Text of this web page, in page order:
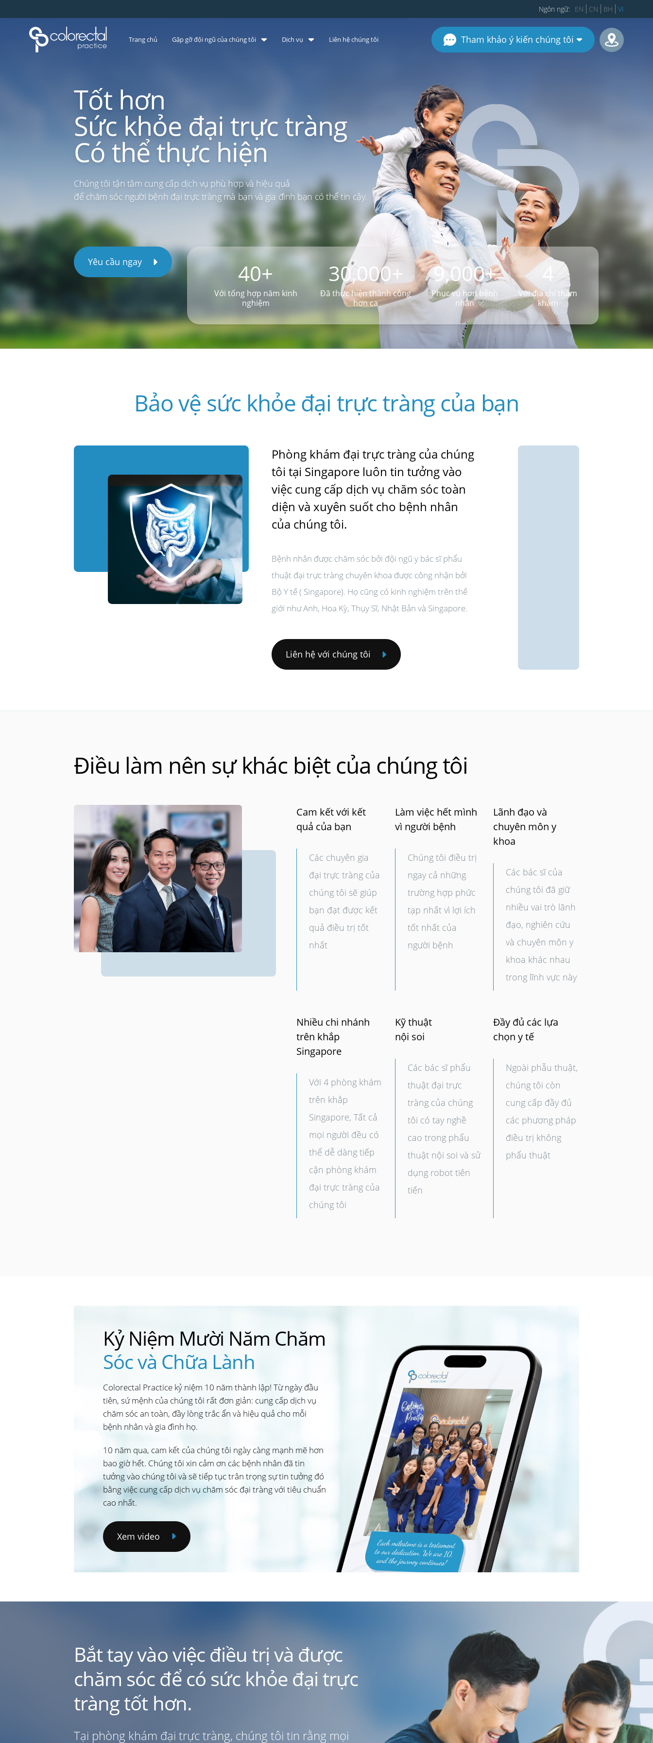
Ngôn ngữ: EN CN BH VI
Trang chủ Gặp gỡ đội ngũ của chúng tôi Dịch vụ Liên hệ chúng tôi Tham khảo ý kiến chúng tôi
Tốt hơn
Sức khỏe đại trực tràng
Có thể thực hiện
Chúng tôi tận tâm cung cấp dịch vụ phù hợp và hiệu quả
để chăm sóc người bệnh đại trực tràng mà bạn và gia đình bạn có thể tin cậy.
Yêu cầu ngay 40+
Với tổng hợp năm kinh
nghiệm
30,000+
Đã thực hiện thành công
hơn ca
9,000+
Phục vụ hơn bệnh
nhân
4
Với địa chỉ thăm
khám
Bảo vệ sức khỏe đại trực tràng của bạn
Phòng khám đại trực tràng của chúng
tôi tại Singapore luôn tin tưởng vào
việc cung cấp dịch vụ chăm sóc toàn
diện và xuyên suốt cho bệnh nhân
của chúng tôi.
Bệnh nhân được chăm sóc bởi đội ngũ y bác sĩ phẩu
thuật đại trực tràng chuyên khoa được công nhận bởi
Bộ Y tế ( Singapore). Họ cũng có kinh nghiệm trên thế
giới như Anh, Hoa Kỳ, Thụy Sĩ, Nhật Bản và Singapore.
Liên hệ với chúng tôi
Điều làm nên sự khác biệt của chúng tôi
Cam kết với kết
quả của bạn
Các chuyên gia
đại trực tràng của
chúng tôi sẽ giúp
bạn đạt được kết
quả điều trị tốt
nhất
Làm việc hết mình
vì người bệnh
Chúng tôi điều trị
ngay cả những
trường hợp phức
tạp nhất vì lợi ích
tốt nhất của
người bệnh
Lãnh đạo và
chuyên môn y
khoa
Các bác sĩ của
chúng tôi đã giữ
nhiều vai trò lãnh
đạo, nghiên cứu
và chuyên môn y
khoa khác nhau
trong lĩnh vực này
Nhiều chi nhánh
trên khắp
Singapore
Với 4 phòng khám
trên khắp
Singapore, Tất cả
mọi người đều có
thể dễ dàng tiếp
cận phòng khám
đại trực tràng của
chúng tôi
Kỹ thuật
nội soi
Các bác sĩ phẩu
thuật đại trực
tràng của chúng
tôi có tay nghề
cao trong phẩu
thuật nội soi và sử
dụng robot tiên
tiến
Đầy đủ các lựa
chọn y tế
Ngoài phẫu thuật,
chúng tôi còn
cung cấp đầy đủ
các phương pháp
điều trị không
phẩu thuật
Kỷ Niệm Mười Năm Chăm
Sóc và Chữa Lành
Colorectal Practice kỷ niệm 10 năm thành lập! Từ ngày đầu
tiên, sứ mệnh của chúng tôi rất đơn giản: cung cấp dịch vụ
chăm sóc an toàn, đầy lòng trắc ẩn và hiệu quả cho mỗi
bệnh nhân và gia đình họ.
10 năm qua, cam kết của chúng tôi ngày càng mạnh mẽ hơn
bao giờ hết. Chúng tôi xin cảm ơn các bệnh nhân đã tin
tưởng vào chúng tôi và sẽ tiếp tục trân trọng sự tin tưởng đó
bằng việc cung cấp dịch vụ chăm sóc đại tràng với tiêu chuẩn
cao nhất.
Xem video
Bắt tay vào việc điều trị và được
chăm sóc để có sức khỏe đại trực
tràng tốt hơn.
Tại phòng khám đại trực tràng, chúng tôi tin rằng mọi